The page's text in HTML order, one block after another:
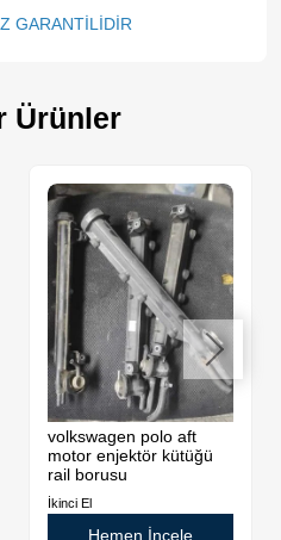
GARANTİLİDİR
Ürünler
volkswagen polo aft
motor enjektör kütüğü
rail borusu
İkinci El
Hemen İncele